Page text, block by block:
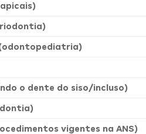
o dente do siso/incluso)
vigentes na ANS)